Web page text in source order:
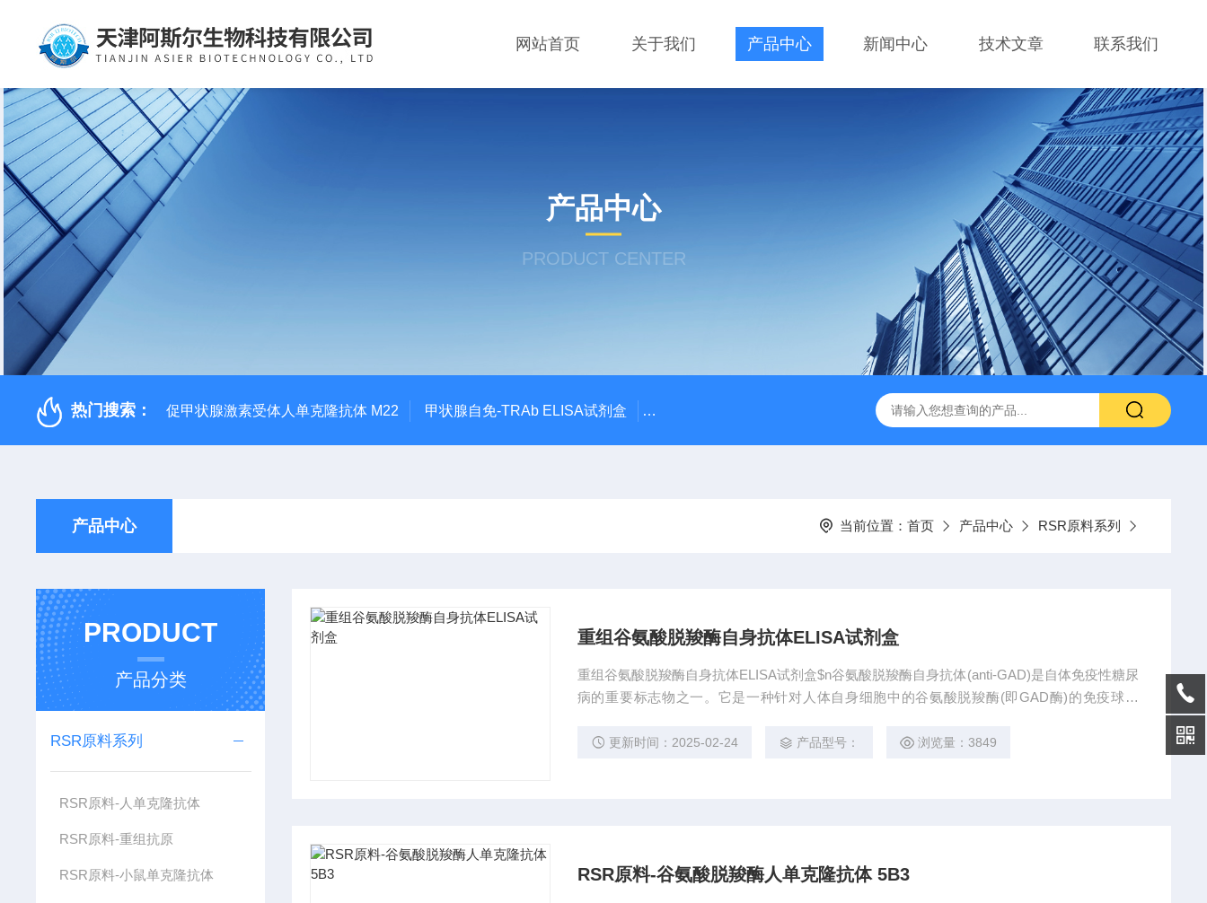
网站首页 关于我们 产品中心 新闻中心 技术文章 联系我们
产品中心
PRODUCT CENTER
热门搜索： 促甲状腺激素受体人单克隆抗体 M22 甲状腺自免-TRAb ELISA试剂盒 RSR 乙酰胆碱受体抗体ELISA试剂盒 神经免疫-RSR 水通道蛋白4抗体ELISA试剂盒
产品中心 当前位置： 首页 产品中心 RSR原料系列
PRODUCT
产品分类
RSR原料系列
RSR原料-人单克隆抗体
RSR原料-重组抗原
RSR原料-小鼠单克隆抗体
重组谷氨酸脱羧酶自身抗体ELISA试剂盒
重组谷氨酸脱羧酶自身抗体ELISA试剂盒$n谷氨酸脱羧酶自身抗体(anti-GAD)是自体免疫性糖尿
病的重要标志物之一。它是一种针对人体自身细胞中的谷氨酸脱羧酶(即GAD酶)的免疫球蛋
D酶的抗体，这些抗体可破坏GAD酶的功能，从而导致糖尿病的发生。
更新时间：2025-02-24 产品型号： 浏览量：3849
RSR原料-谷氨酸脱羧酶人单克隆抗体 5B3